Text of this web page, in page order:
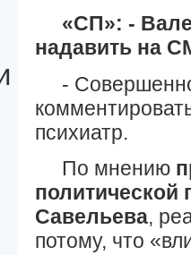
«СП»: -
надавить на
-
психиатр.
По мнению
политической
Савельева,
потому, что